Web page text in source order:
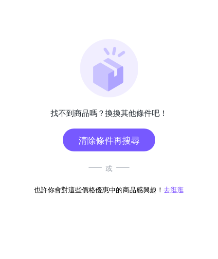
找不到商品嗎？換換其他條件吧！
清除條件再搜尋
或
也許你會對這些價格優惠中的商品感興趣！ 去逛逛